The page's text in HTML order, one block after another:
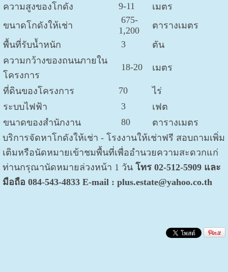
ความสูงของโกดัง
9-11
เมตร
ขนาดโกดังให้เช่า
675-
1,200
ตารางเมตร
พื้นที่รับน้ำหนัก
3
ตัน
ความกว้างของถนนภายใน
โครงการ
18-20 เมตร
ที่ดินของโครงการ 70
ไร่
ระบบไฟฟ้า
3
เฟต
ขนาดของสำนักงาน
80
ตารางเมตร
บริการจัดหาโกดังให้เช่า - โรงงานให้เช่าฟรี สอบถามเพิ่ม
เติมหรือนัดหมายเข้าชมพื้นที่เพื่ออำนวยความสะดวกแก่
ท่านกรุณานัดหมายล่วงหน้า 1 วัน โทร 02-512-5909 และ
มือถือ 084-543-4833 E-mail : plus.estate@yahoo.co.th